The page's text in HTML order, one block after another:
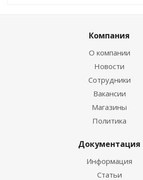
Компания
О компании
Новости
Сотрудники
Вакансии
Магазины
Политика
Документация
Информация
Статьи